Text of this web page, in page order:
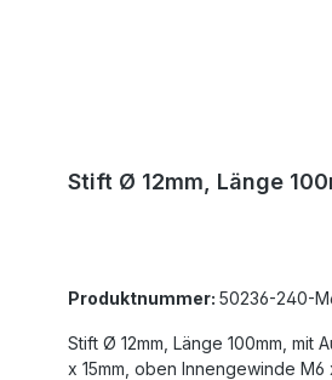
Stift Ø 12mm, Länge
Produktnummer: 50236-240-
Stift Ø 12mm, Länge 100mm, mit
x 15mm, oben Innengewinde M6